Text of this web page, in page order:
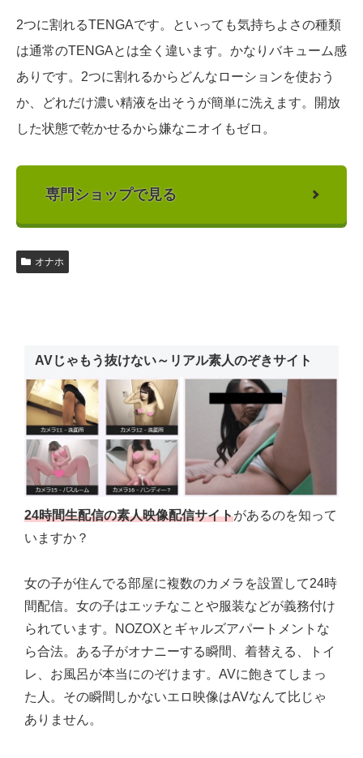
2つに割れるTENGAです。といっても気持ちよさの種類
は通常のTENGAとは全く違います。かなりバキューム感
ありです。2つに割れるからどんなローションを使おう
か、どれだけ濃い精液を出そうが簡単に洗えます。開放
した状態で乾かせるから嫌なニオイもゼロ。
専門ショップで見る
オナホ
AVじゃもう抜けない～リアル素人のぞきサイト
24時間生配信の素人映像配信サイトがあるのを知って
いますか？
女の子が住んでる部屋に複数のカメラを設置して24時
間配信。女の子はエッチなことや服装などが義務付け
られています。NOZOXとギャルズアパートメントな
ら合法。ある子がオナニーする瞬間、着替える、トイ
レ、お風呂が本当にのぞけます。AVに飽きてしまっ
た人。その瞬間しかないエロ映像はAVなんて比じゃ
ありません。